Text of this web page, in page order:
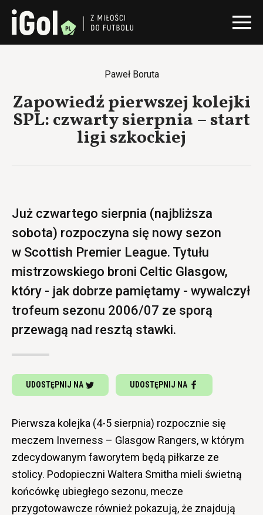
Paweł Boruta
Zapowiedź pierwszej kolejki
SPL: czwarty sierpnia – start
ligi szkockiej
Już czwartego sierpnia (najbliższa
sobota) rozpoczyna się nowy sezon
w Scottish Premier League. Tytułu
mistrzowskiego broni Celtic Glasgow,
który - jak dobrze pamiętamy - wywalczył
trofeum sezonu 2006/07 ze sporą
przewagą nad resztą stawki.
UDOSTĘPNIJ NA UDOSTĘPNIJ NA
Pierwsza kolejka (4-5 sierpnia) rozpocznie się
meczem Inverness – Glasgow Rangers, w którym
zdecydowanym faworytem będą piłkarze ze
stolicy. Podopieczni Waltera Smitha mieli świetną
końcówkę ubiegłego sezonu, mecze
przygotowawcze również pokazują, że znajdują